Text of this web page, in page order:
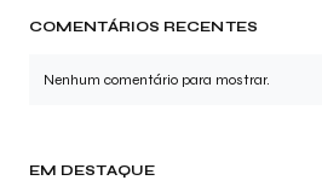
COMENTÁRIOS RECENTES
Nenhum comentário para mostrar.
EM DESTAQUE